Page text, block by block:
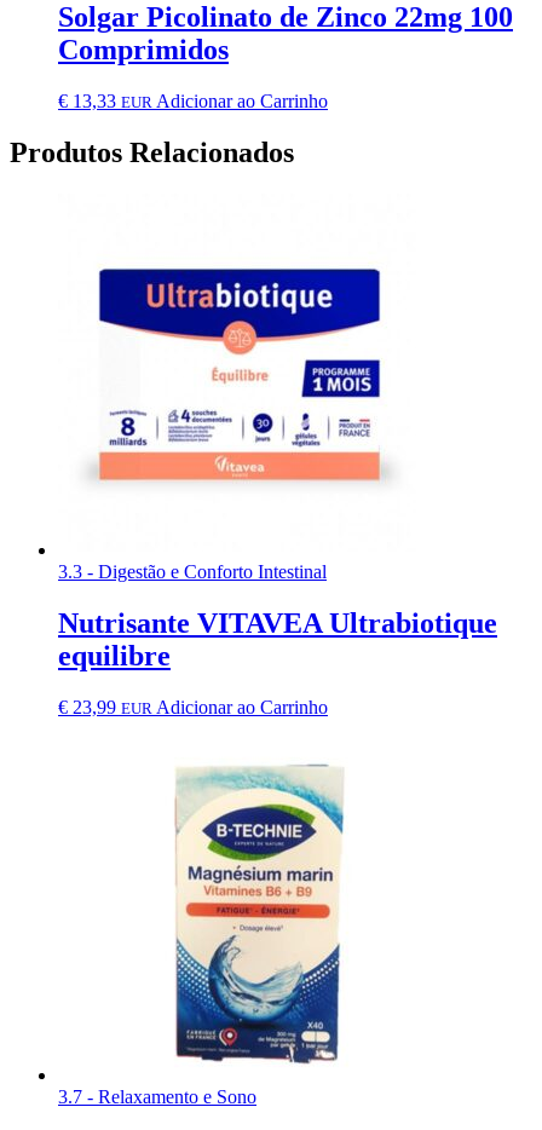
Solgar Picolinato de Zinco 22mg 100
Comprimidos
€ 13,33 EUR Adicionar ao Carrinho
Produtos Relacionados
3.3 - Digestão e Conforto Intestinal
Nutrisante VITAVEA Ultrabiotique
equilibre
€ 23,99 EUR Adicionar ao Carrinho
3.7 - Relaxamento e Sono